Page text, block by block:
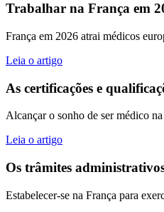
Trabalhar na França em
França em 2026 atrai médicos
Leia o artigo
As certificações e
Alcançar o sonho de ser médico
Leia o artigo
Os trâmites
Estabelecer-se na França para